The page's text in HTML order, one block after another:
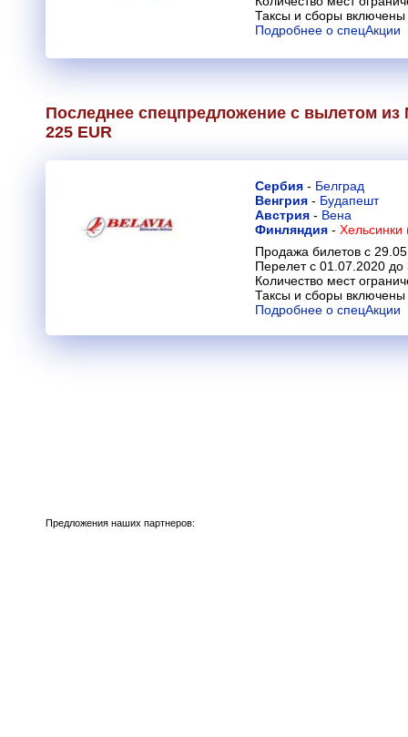
Таксы и сборы включены
Подробнее о спецАкции
Последнее спецпредложение с вылетом
225 EUR
Сербия - Белград
Венгрия - Будапешт
Австрия - Вена
Финляндия - Хельсинки
Продажа билетов с
Перелет с 01.07.2020 до
Количество мест
Таксы и сборы включены
Подробнее о спецАкции
Предложения наших партнеров: